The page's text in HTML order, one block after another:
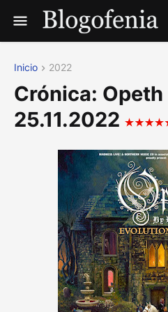
Inicio 2022
Crónica:
25.11.2022